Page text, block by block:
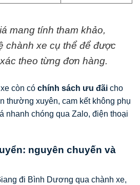
mang tính tham khảo,
chành xe cụ thể để được
theo từng đơn hàng.
còn có chính sách ưu đãi cho
thường xuyên, cam kết không phụ
nhanh chóng qua Zalo, điện thoại
nguyên chuyến và
đi Bình Dương qua chành xe,